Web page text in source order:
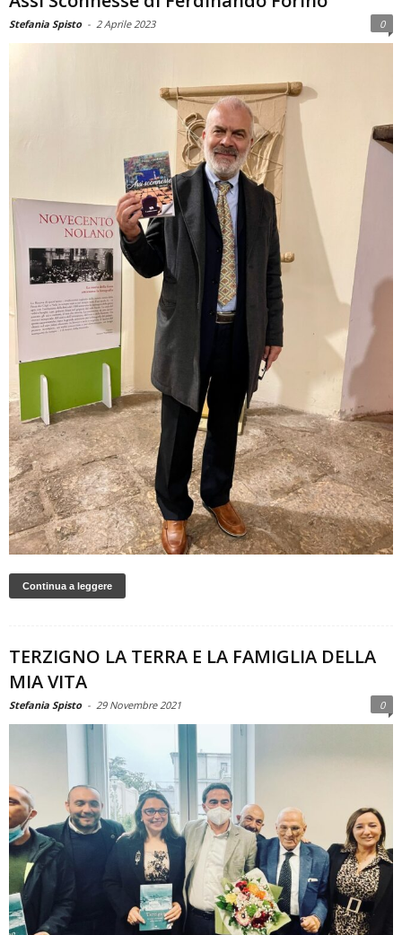
Stefania Spisto - 2 Aprile 2023 0
Continua a leggere
TERZIGNO LA TERRA E LA FAMIGLIA DELLA
MIA VITA
Stefania Spisto - 29 Novembre 2021 0